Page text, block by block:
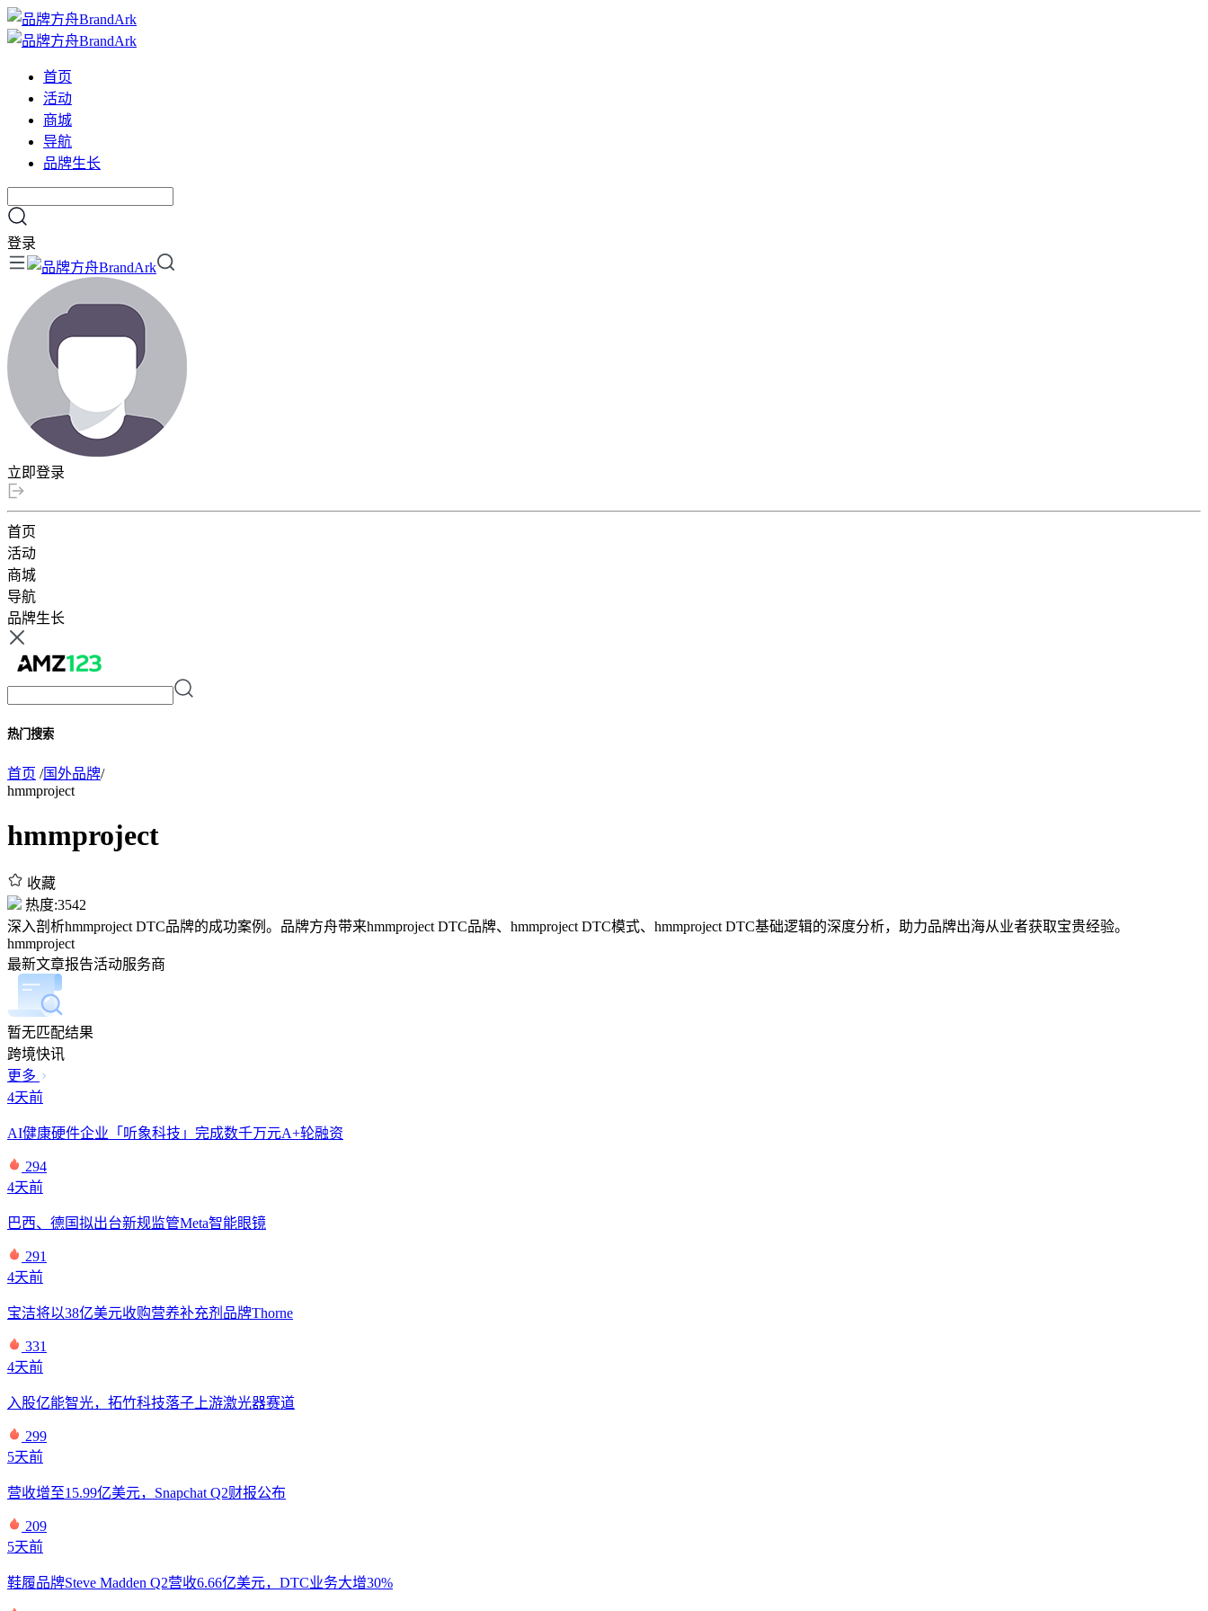
首页
活动
商城
导航
品牌生长
登录
立即登录
首页
活动
商城
导航
品牌生长
热门搜索
首页 /国外品牌/
hmmproject
hmmproject
收藏
热度:3542
深入剖析hmmproject DTC品牌的成功案例。品牌方舟带来hmmproject DTC品牌、hmmproject DTC模式、hmmproject DTC基础逻辑的深度分析，助力品牌出海从业者获取宝贵经验。
hmmproject
最新文章报告活动服务商
暂无匹配结果
跨境快讯
更多
4天前
AI健康硬件企业「听象科技」完成数千万元A+轮融资
294
4天前
巴西、德国拟出台新规监管Meta智能眼镜
291
4天前
宝洁将以38亿美元收购营养补充剂品牌Thorne
331
4天前
入股亿能智光，拓竹科技落子上游激光器赛道
299
5天前
营收增至15.99亿美元，Snapchat Q2财报公布
209
5天前
鞋履品牌Steve Madden Q2营收6.66亿美元，DTC业务大增30%